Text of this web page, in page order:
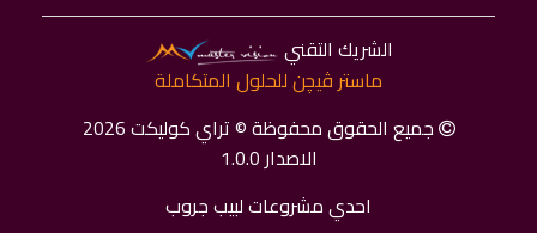
الشريك التقني
ماستر ﭬﻴﭽﻦ للحلول المتكاملة
جميع الحقوق محفوظة © تراي كوليكت 2026
الاصدار 1.0.0
احدي مشروعات لبيب جروب